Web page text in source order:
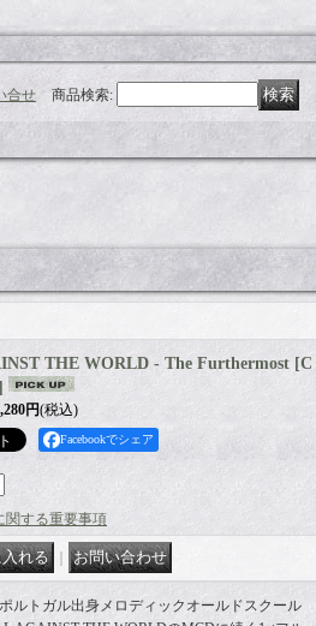
合せ 商品検索:
THE WORLD - The Furthermost [C
円(税込)
Facebookでシェア
関する重要事項
ルトガル出身メロディックオールドスクール